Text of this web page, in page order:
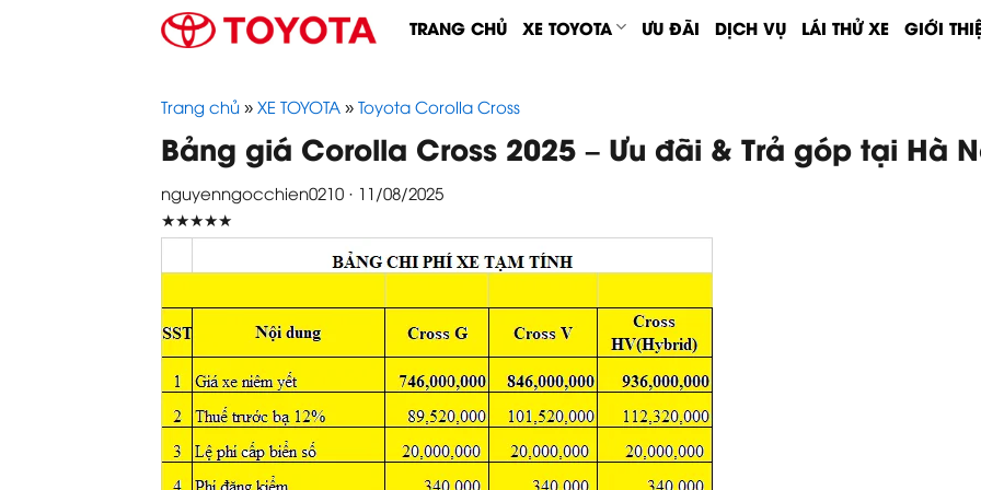
TRANG CHỦ XE TOYOTA ƯU ĐÃI DỊCH VỤ LÁI THỬ XE GIỚI
Trang chủ » XE TOYOTA » Toyota Corolla Cross
Bảng giá Corolla Cross 2025 – Ưu đãi & Trả góp tại Hà
nguyenngocchien0210 · 11/08/2025
★★★★★